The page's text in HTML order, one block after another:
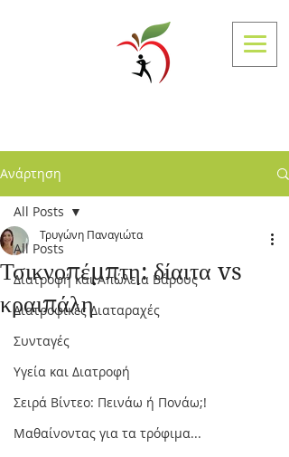
Ανάρτηση
All Posts
Διατροφή και Απώλεια Βάρους
Διατροφικές Διαταραχές
Συνταγές
Υγεία και Διατροφή
Σειρά Βίντεο: Πεινάω ή Πονάω;!
Μαθαίνοντας για τα τρόφιμα...
All Posts
Τσικνοπέμπτη: δίαιτα vs
κραιπάλη
Τρυγώνη Παναγιώτα